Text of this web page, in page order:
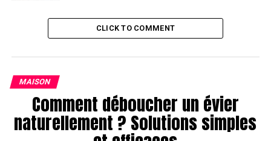
Les projecteurs planétarium utilisent une technologie
sophistiquée pour projeter desimages réalistes
CLICK TO COMMENT
MAISON
Comment déboucher un évier
naturellement ? Solutions simples